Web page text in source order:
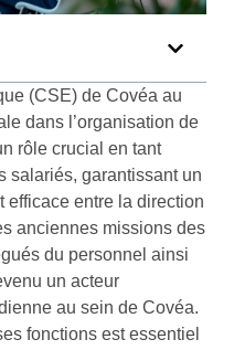
(CSE) de Covéa au
dans l’organisation de
rôle crucial en tant
salariés, garantissant un
efficace entre la direction
anciennes missions des
du personnel ainsi
un acteur
au sein de Covéa.
fonctions est essentiel